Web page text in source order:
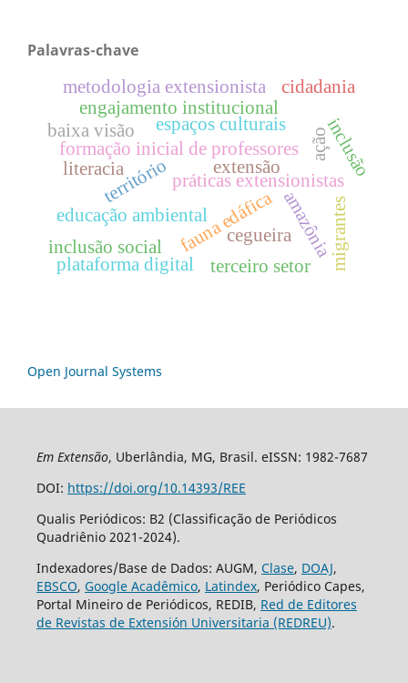
Palavras-chave
espaços culturais
formação inicial de professores
práticas extensionistas
amazônia
fauna edáfica
educação ambiental
plataforma digital terceiro setor
engajamento institucional
metodologia extensionista
território
migrantes
cegueira
baixa visão
inclusão social
literacia
ação
cidadania
inclusão
extensão
Open Journal Systems
Em Extensão, Uberlândia, MG, Brasil. eISSN: 1982-7687
DOI: https://doi.org/10.14393/REE
Qualis Periódicos: B2 (Classificação de Periódicos
Quadriênio 2021-2024).
Indexadores/Base de Dados: AUGM, Clase, DOAJ,
EBSCO, Google Acadêmico, Latindex, Periódico Capes,
Portal Mineiro de Periódicos, REDIB, Red de Editores
de Revistas de Extensión Universitaria (REDREU).